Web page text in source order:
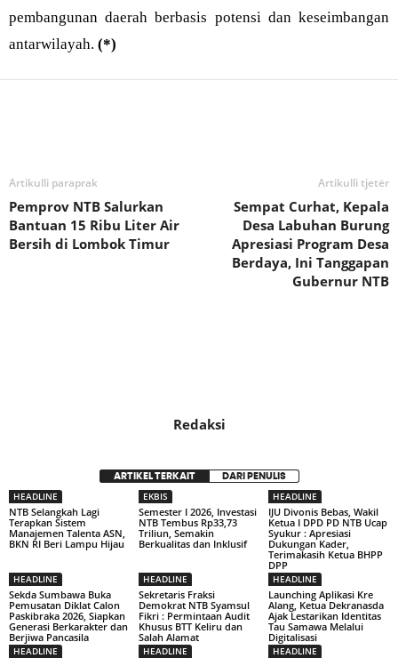
pembangunan daerah berbasis potensi dan keseimbangan
antarwilayah. (*)
Artikulli paraprak
Pemprov NTB Salurkan
Bantuan 15 Ribu Liter Air
Bersih di Lombok Timur
Artikulli tjetër
Sempat Curhat, Kepala
Desa Labuhan Burung
Apresiasi Program Desa
Berdaya, Ini Tanggapan
Gubernur NTB
Redaksi
ARTIKEL TERKAIT DARI PENULIS
HEADLINE
NTB Selangkah Lagi
Terapkan Sistem
Manajemen Talenta ASN,
BKN RI Beri Lampu Hijau
EKBIS
Semester I 2026, Investasi
NTB Tembus Rp33,73
Triliun, Semakin
Berkualitas dan Inklusif
HEADLINE
IJU Divonis Bebas, Wakil
Ketua I DPD PD NTB Ucap
Syukur : Apresiasi
Dukungan Kader,
Terimakasih Ketua BHPP
DPP
HEADLINE
Sekda Sumbawa Buka
Pemusatan Diklat Calon
Paskibraka 2026, Siapkan
Generasi Berkarakter dan
Berjiwa Pancasila
HEADLINE
Sekretaris Fraksi
Demokrat NTB Syamsul
Fikri : Permintaan Audit
Khusus BTT Keliru dan
Salah Alamat
HEADLINE
Launching Aplikasi Kre
Alang, Ketua Dekranasda
Ajak Lestarikan Identitas
Tau Samawa Melalui
Digitalisasi
HEADLINE HEADLINE HEADLINE